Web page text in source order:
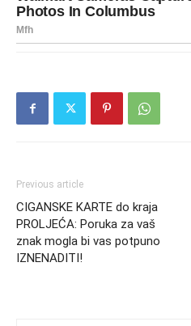
Previous article
CIGANSKE KARTE do kraja
PROLJEĆA: Poruka za vaš
znak mogla bi vas potpuno
IZNENADITI!